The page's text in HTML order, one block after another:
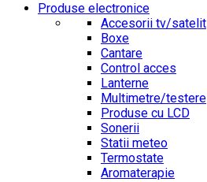
Produse electronice
Accesorii tv/satelit
Boxe
Cantare
Control acces
Lanterne
Multimetre/testere
Produse cu LCD
Sonerii
Statii meteo
Termostate
Aromaterapie